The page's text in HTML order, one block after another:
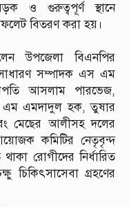
ও গুরুত্বপূর্ণ স্থানে
বিতরণ করা হয়।
উপজেলা বিএনপির
সম্পাদক এস এম
আসলাম পারভেজ,
এম এমদাদুল হক, তুষার
মেছের আলীসহ দলের
কমিটির নেতৃবৃন্দ
রোগীদের নির্ধারিত
চিকিৎসাসেবা গ্রহণের